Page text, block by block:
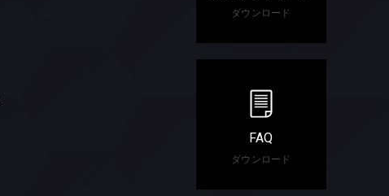
ダウンロード
FAQ
ダウンロード